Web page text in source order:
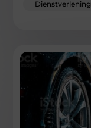
Dienstverlening